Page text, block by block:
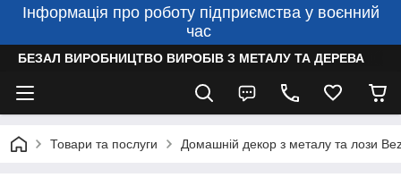
Інформація про роботу підприємства у воєнний
час
БЕЗАЛ ВИРОБНИЦТВО ВИРОБІВ З МЕТАЛУ ТА ДЕРЕВА
Товари та послуги Домашній декор з металу та лози